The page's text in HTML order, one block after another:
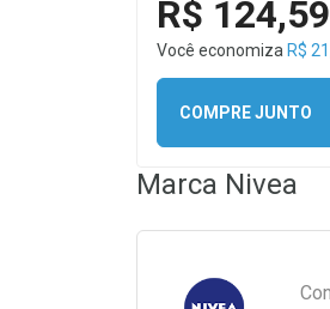
R$ 124,59
Você economiza R$
COMPRE JUNTO
Marca Nivea